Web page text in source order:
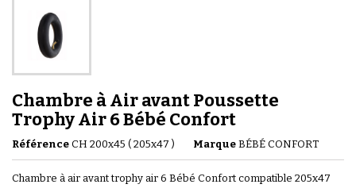
Chambre à Air avant Poussette
Trophy Air 6 Bébé Confort
Référence CH 200x45 ( 205x47 ) Marque BÉBÉ CONFORT
Chambre à air avant trophy air 6 Bébé Confort compatible 205x47